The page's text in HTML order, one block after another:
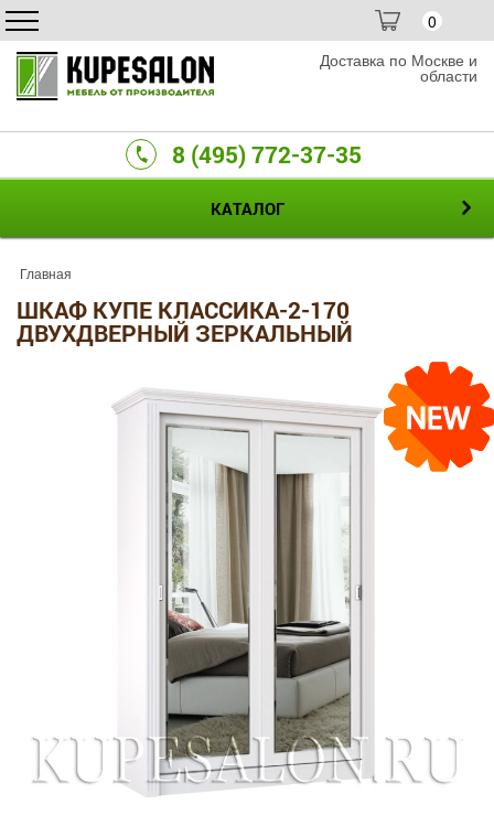
0
Доставка по Москве и
области
8 (495) 772-37-35
КАТАЛОГ
Главная
ШКАФ КУПЕ КЛАССИКА-2-170
ДВУХДВЕРНЫЙ ЗЕРКАЛЬНЫЙ